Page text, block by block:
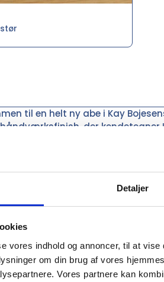
Detaljer
vores indhold og annoncer, til at
om din brug af vores
Vores partnere kan
til en helt ny abe i Kay
håndværksfinish, der
og er behandlet med
og der ligger mange
med glød, varme og liv,
Den nye, stilfulde abe er
aber. Uanset hvor aben